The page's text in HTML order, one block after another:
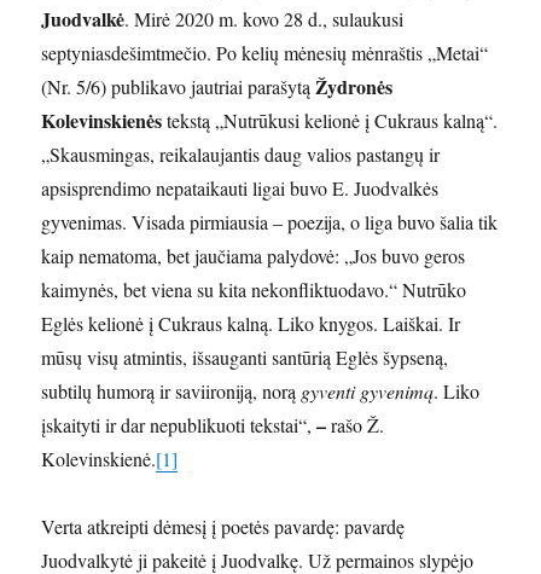
Juodvalkė. Mirė 2020 m. kovo 28 d., sulaukusi
septyniasdešimtmečio. Po kelių mėnesių mėnraštis „Metai“
(Nr. 5/6) publikavo jautriai parašytą Žydronės
Kolevinskienėstekstą „Nutrūkusi kelionė į Cukraus kalną“.
„Skausmingas, reikalaujantis daug valios pastangų ir
apsisprendimo nepataikauti ligai buvo E. Juodvalkės
gyvenimas. Visada pirmiausia – poezija, o liga buvo šalia tik
kaip nematoma, bet jaučiama palydovė: „Jos buvo geros
kaimynės, bet viena su kita nekonfliktuodavo.“ Nutrūko
Eglės kelionė į Cukraus kalną. Liko knygos. Laiškai. Ir
mūsų visų atmintis, išsauganti santūrią Eglės šypseną,
subtilų humorą ir saviironiją, norą gyventi gyvenimą. Liko
įskaityti ir dar nepublikuoti tekstai“,–rašo Ž.
Kolevinskienė.[1]
Verta atkreipti dėmesį į poetės pavardę: pavardę
Juodvalkytė ji pakeitė į Juodvalkę. Už permainos slypėjo